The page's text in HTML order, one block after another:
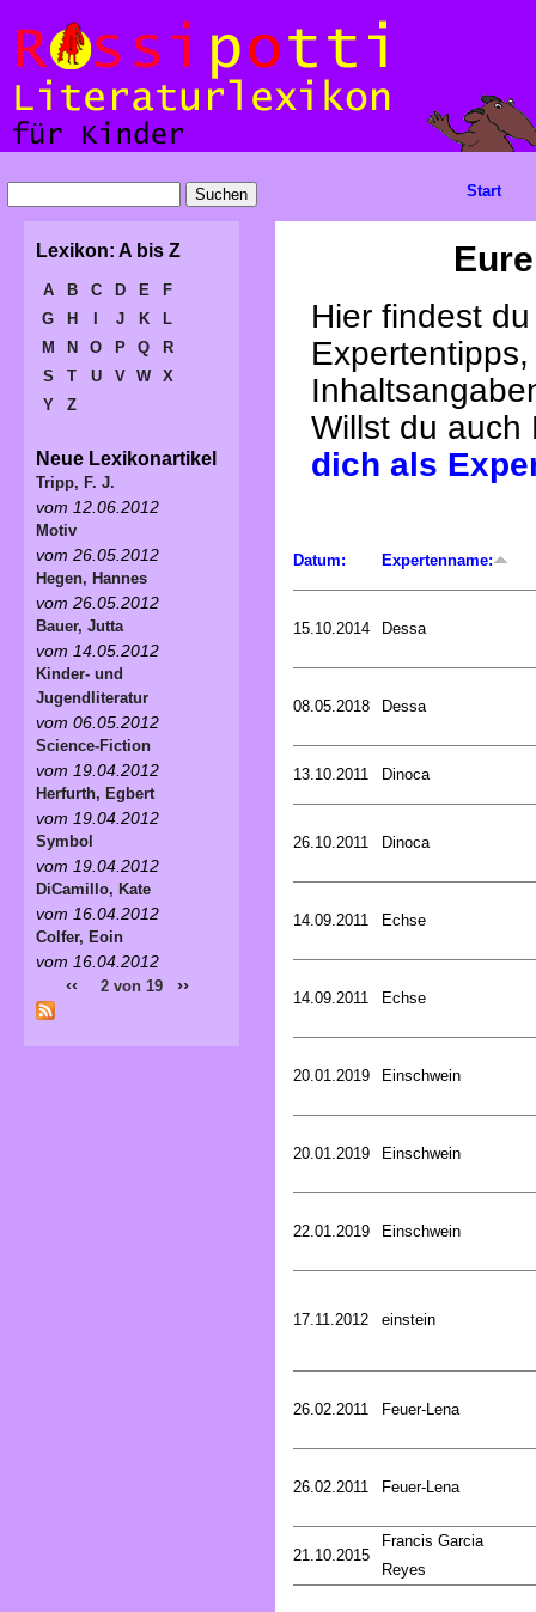
Hier findest
Willst du
dich als
Datum: Expertenname:
15.10.2014 Dessa
08.05.2018 Dessa
13.10.2011 Dinoca
26.10.2011 Dinoca
14.09.2011 Echse
14.09.2011 Echse
20.01.2019 Einschwein
20.01.2019 Einschwein
22.01.2019 Einschwein
17.11.2012 einstein
26.02.2011 Feuer-Lena
26.02.2011 Feuer-Lena
21.10.2015
Francis Garcia
Reyes
Start
Lexikon: A bis Z
A B C D E
F
G
H J K
L
M
N O P Q
R
S
T U V W
X
Y
Z
Neue Lexikonartikel
Tripp, F. J.
vom 12.06.2012
Motiv
vom 26.05.2012
Hegen, Hannes
vom 26.05.2012
Bauer, Jutta
vom 14.05.2012
Kinder- und
Jugendliteratur
vom 06.05.2012
Science-Fiction
vom 19.04.2012
Herfurth, Egbert
vom 19.04.2012
Symbol
vom 19.04.2012
DiCamillo, Kate
vom 16.04.2012
Colfer, Eoin
vom 16.04.2012
‹‹ 2 von 19 ››